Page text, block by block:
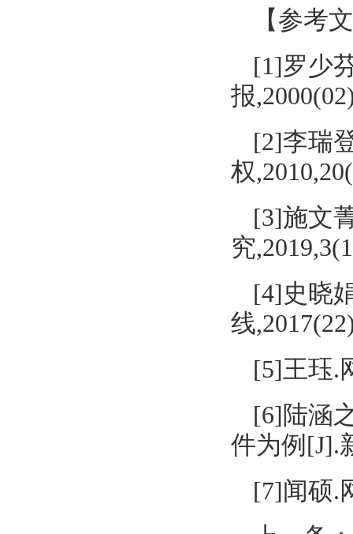
【参考
[1]罗少
报
[2]李瑞
权
[3]施文
究
[4]史晓
线
[5]王珏.
[6]陆涵
件为例[J].
[7]闻硕.